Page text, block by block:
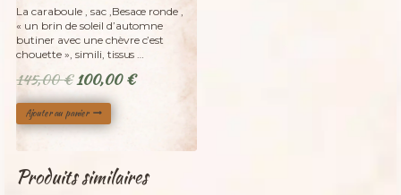
La caraboule , sac ,Besace ronde ,
« un brin de soleil d’automne
butiner avec une chèvre c’est
chouette », simili, tissus …
145,00€ Le
prix
initial
145,00 €.
100,00€Le
Ajouter au panier
Produits similaires